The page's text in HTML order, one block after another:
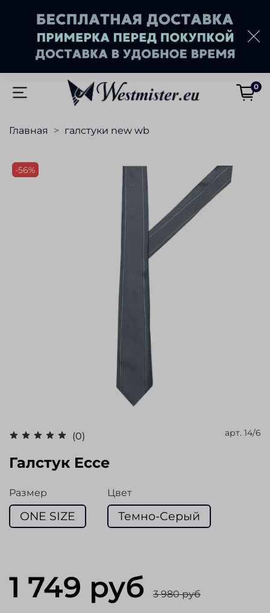
0
Главная галстуки new wb
-56%
(0) арт. 14/6
Галстук Ecce
Размер
ONE SIZE
Цвет
Темно-Серый
1 749 руб 3 980 руб